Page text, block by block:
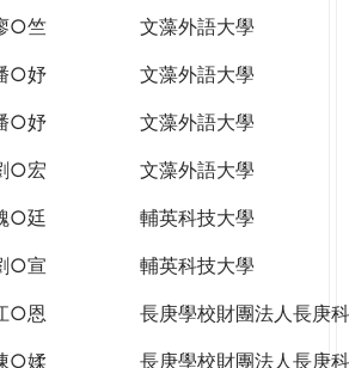
○竺
文藻外語大學
○妤
文藻外語大學
○妤
文藻外語大學
○宏
文藻外語大學
○廷
輔英科技大學
○宣
輔英科技大學
○恩
長庚學校財團法人長庚
○媃
長庚學校財團法人長庚